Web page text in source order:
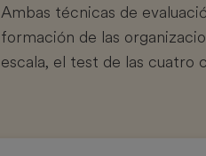
Ambas técnicas de
formación de las
escala, el test de las cuatro